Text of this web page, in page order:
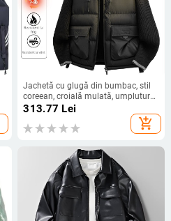
Jachetă cu glugă din bumbac, stil
coreean, croială mulată, umplutură
din bumbac; exterior poliester,
căptușeală poliester, buzunare
laterale
313.77 Lei
add_shopping_cart